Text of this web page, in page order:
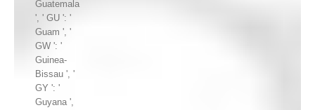
Guatemala
', ' GU ': '
Guam ', '
GW ': '
Guinea-
Bissau ', '
GY ': '
Guyana ',